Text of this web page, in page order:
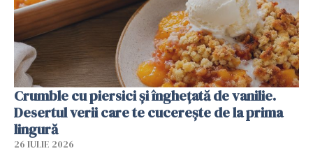
Crumble cu piersici și înghețată de vanilie.
Desertul verii care te cucerește de la prima
lingură
26 IULIE 2026